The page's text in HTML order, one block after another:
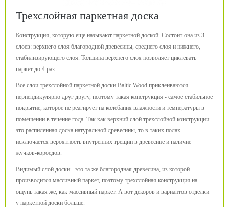
Трехслойная паркетная доска
Конструкция, которую еще называют паркетной доской. Состоит она из 3
слоев: верхнего слоя благородной древесины, среднего слоя и нижнего,
стабилизирующего слоя. Толщина верхнего слоя позволяет циклевать
паркет до 4 раз.
Все слои трехслойной паркетной доски Baltic Wood приклеиваются
перпендикулярно друг другу, поэтому такая конструкция - самое стабильное
покрытие, которое не реагирует на колебания влажности и температуры в
помещении в течение года. Так как верхний слой трехслойной конструкции -
это распиленная доска натуральной древесины, то в таких полах
исключается вероятность внутренних трещин в древесине и наличие
жучков-короедов.
Видимый слой доски - это та же благородная древесина, из которой
производится массивный паркет, поэтому трехслойная конструкция на
ощупь такая же, как массивный паркет. А вот декоров и вариантов отделки
у паркетной доски больше.